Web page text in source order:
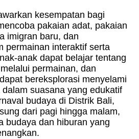
kesempatan bagi
pakaian adat, pakaian
imigran baru, dan
permainan interaktif serta
anak dapat belajar tentang
permainan, dan
bereksplorasi menyelami
suasana yang edukatif
budaya di Distrik Bali,
dari pagi hingga malam,
budaya dan hiburan yang